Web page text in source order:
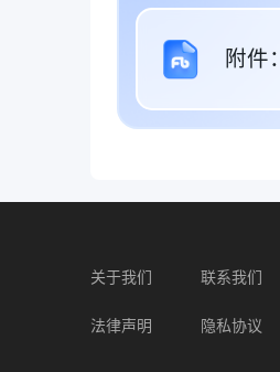
附件
关于我们 联系我们
法律声明 隐私协议